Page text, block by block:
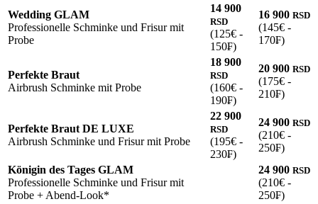
Wedding GLAM
Professionelle Schminke und Frisur mit
Probe
14 900
RSD
(125€ -
150₣)
16 900 RSD
(145€ -
170₣)
Perfekte Braut
Airbrush Schminke mit Probe
18 900
RSD
(160€ -
190₣)
20 900 RSD
(175€ -
210₣)
Perfekte Braut DE LUXE
Airbrush Schminke und Frisur mit Probe
22 900
RSD
(195€ -
230₣)
24 900 RSD
(210€ -
250₣)
Königin des Tages GLAM
Professionelle Schminke und Frisur mit
Probe + Abend-Look*
24 900 RSD
(210€ -
250₣)